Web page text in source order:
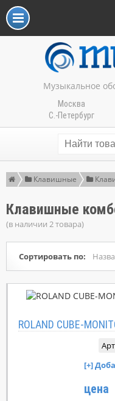
Музыкальное
Москва
С.-Петербург
Клавишные
Клавишные
(в наличии 2 товара)
Сортировать по:
ROLAND CUBE-
цена